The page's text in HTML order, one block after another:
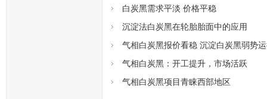
白炭黑需求平淡 价格平稳
沉淀法白炭黑在轮胎胎面中的应用
气相白炭黑报价看稳 沉淀白炭黑弱势
气相白炭黑：开工提升，市场活跃
气相白炭黑项目青睐西部地区